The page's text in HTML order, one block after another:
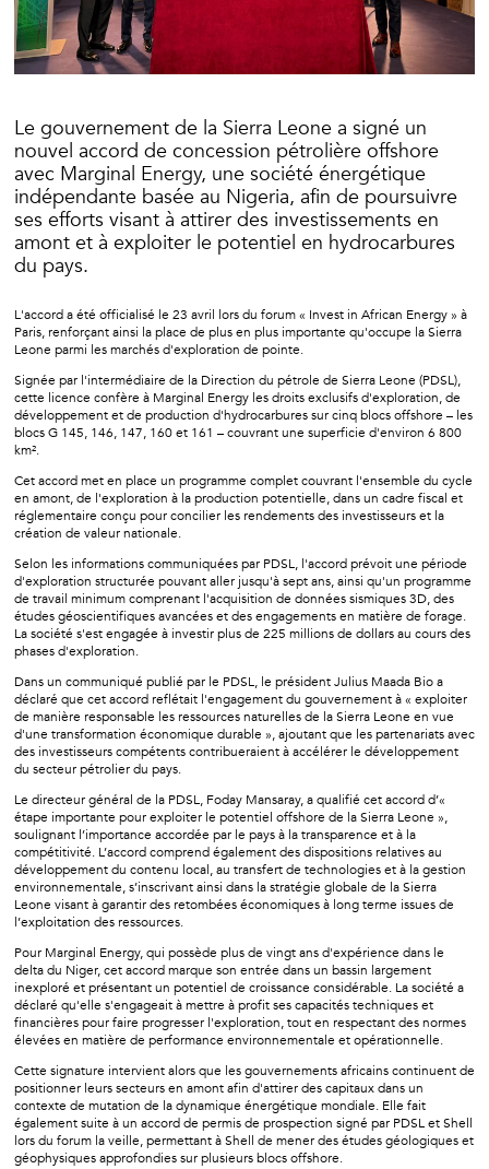
Le gouvernement de la Sierra Leone a signé un
nouvel accord de concession pétrolière offshore
avec Marginal Energy, une société énergétique
indépendante basée au Nigeria, afin de poursuivre
ses efforts visant à attirer des investissements en
amont et à exploiter le potentiel en hydrocarbures
du pays.
L'accord a été officialisé le 23 avril lors du forum « Invest in African Energy » à
Paris, renforçant ainsi la place de plus en plus importante qu'occupe la Sierra
Leone parmi les marchés d'exploration de pointe.
Signée par l'intermédiaire de la Direction du pétrole de Sierra Leone (PDSL),
cette licence confère à Marginal Energy les droits exclusifs d'exploration, de
développement et de production d'hydrocarbures sur cinq blocs offshore – les
blocs G 145, 146, 147, 160 et 161 – couvrant une superficie d'environ 6 800
km².
Cet accord met en place un programme complet couvrant l'ensemble du cycle
en amont, de l'exploration à la production potentielle, dans un cadre fiscal et
réglementaire conçu pour concilier les rendements des investisseurs et la
création de valeur nationale.
Selon les informations communiquées par PDSL, l'accord prévoit une période
d'exploration structurée pouvant aller jusqu'à sept ans, ainsi qu'un programme
de travail minimum comprenant l'acquisition de données sismiques 3D, des
études géoscientifiques avancées et des engagements en matière de forage.
La société s'est engagée à investir plus de 225 millions de dollars au cours des
phases d'exploration.
Dans un communiqué publié par le PDSL, le président Julius Maada Bio a
déclaré que cet accord reflétait l'engagement du gouvernement à « exploiter
de manière responsable les ressources naturelles de la Sierra Leone en vue
d'une transformation économique durable », ajoutant que les partenariats avec
des investisseurs compétents contribueraient à accélérer le développement
du secteur pétrolier du pays.
Le directeur général de la PDSL, Foday Mansaray, a qualifié cet accord d’«
étape importante pour exploiter le potentiel offshore de la Sierra Leone »,
soulignant l’importance accordée par le pays à la transparence et à la
compétitivité. L’accord comprend également des dispositions relatives au
développement du contenu local, au transfert de technologies et à la gestion
environnementale, s’inscrivant ainsi dans la stratégie globale de la Sierra
Leone visant à garantir des retombées économiques à long terme issues de
l’exploitation des ressources.
Pour Marginal Energy, qui possède plus de vingt ans d'expérience dans le
delta du Niger, cet accord marque son entrée dans un bassin largement
inexploré et présentant un potentiel de croissance considérable. La société a
déclaré qu'elle s'engageait à mettre à profit ses capacités techniques et
financières pour faire progresser l'exploration, tout en respectant des normes
élevées en matière de performance environnementale et opérationnelle.
Cette signature intervient alors que les gouvernements africains continuent de
positionner leurs secteurs en amont afin d'attirer des capitaux dans un
contexte de mutation de la dynamique énergétique mondiale. Elle fait
également suite à un accord de permis de prospection signé par PDSL et Shell
lors du forum la veille, permettant à Shell de mener des études géologiques et
géophysiques approfondies sur plusieurs blocs offshore.